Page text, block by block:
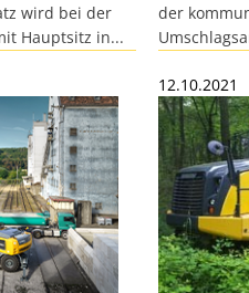
wird bei der
Hauptsitz in...
der
12.10.2021